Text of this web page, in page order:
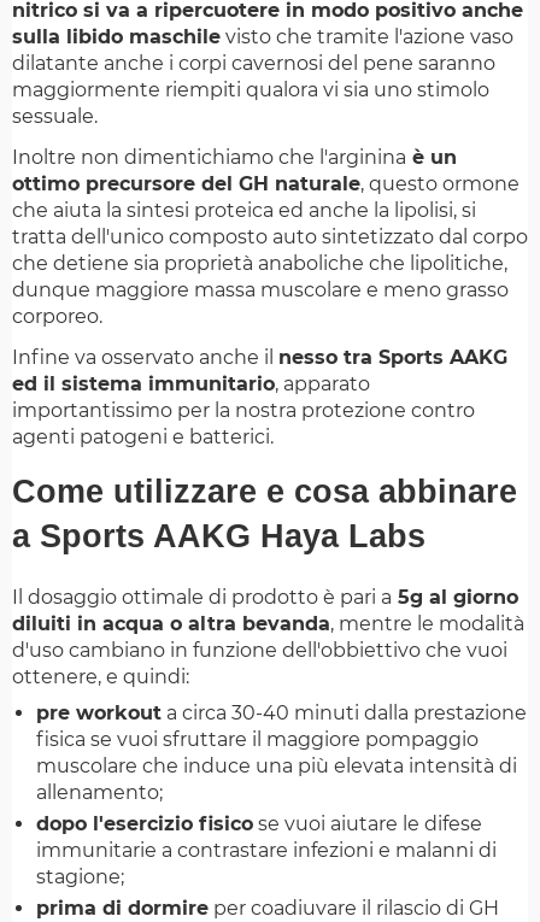
nitrico si va a ripercuotere in modo positivo anche
sulla libido maschile visto che tramite l'azione vaso
dilatante anche i corpi cavernosi del pene saranno
maggiormente riempiti qualora vi sia uno stimolo
sessuale.
Inoltre non dimentichiamo che l'arginina è un
ottimo precursore del GH naturale, questo ormone
che aiuta la sintesi proteica ed anche la lipolisi, si
tratta dell'unico composto auto sintetizzato dal corpo
che detiene sia proprietà anaboliche che lipolitiche,
dunque maggiore massa muscolare e meno grasso
corporeo.
Infine va osservato anche il nesso tra Sports AAKG
ed il sistema immunitario, apparato
importantissimo per la nostra protezione contro
agenti patogeni e batterici.
Come utilizzare e cosa abbinare
a Sports AAKG Haya Labs
Il dosaggio ottimale di prodotto è pari a 5g al giorno
diluiti in acqua o altra bevanda, mentre le modalità
d'uso cambiano in funzione dell'obbiettivo che vuoi
ottenere, e quindi:
pre workout a circa 30-40 minuti dalla prestazione
fisica se vuoi sfruttare il maggiore pompaggio
muscolare che induce una più elevata intensità di
allenamento;
dopo l'esercizio fisico se vuoi aiutare le difese
immunitarie a contrastare infezioni e malanni di
stagione;
prima di dormire per coadiuvare il rilascio di GH